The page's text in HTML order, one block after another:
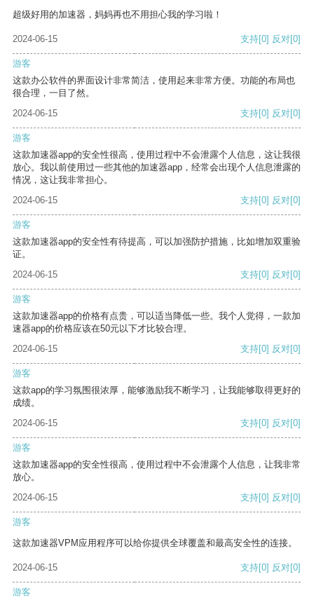
超级好用的加速器，妈妈再也不用担心我的学习啦！
2024-06-15 支持[0] 反对[0]
游客
这款办公软件的界面设计非常简洁，使用起来非常方便。功能的布局也
很合理，一目了然。
2024-06-15
支持[0] 反对[0]
游客
这款加速器app的安全性很高，使用过程中不会泄露个人信息，这让我很
放心。我以前使用过一些其他的加速器app，经常会出现个人信息泄露的
情况，这让我非常担心。
2024-06-15
支持[0] 反对[0]
游客
这款加速器app的安全性有待提高，可以加强防护措施，比如增加双重验
证。
2024-06-15
支持[0] 反对[0]
游客
这款加速器app的价格有点贵，可以适当降低一些。我个人觉得，一款加
速器app的价格应该在50元以下才比较合理。
2024-06-15
支持[0] 反对[0]
游客
这款app的学习氛围很浓厚，能够激励我不断学习，让我能够取得更好的
成绩。
2024-06-15
支持[0] 反对[0]
游客
这款加速器app的安全性很高，使用过程中不会泄露个人信息，让我非常
放心。
2024-06-15
支持[0] 反对[0]
游客
这款加速器VPM应用程序可以给你提供全球覆盖和最高安全性的连接。
2024-06-15 支持[0] 反对[0]
游客